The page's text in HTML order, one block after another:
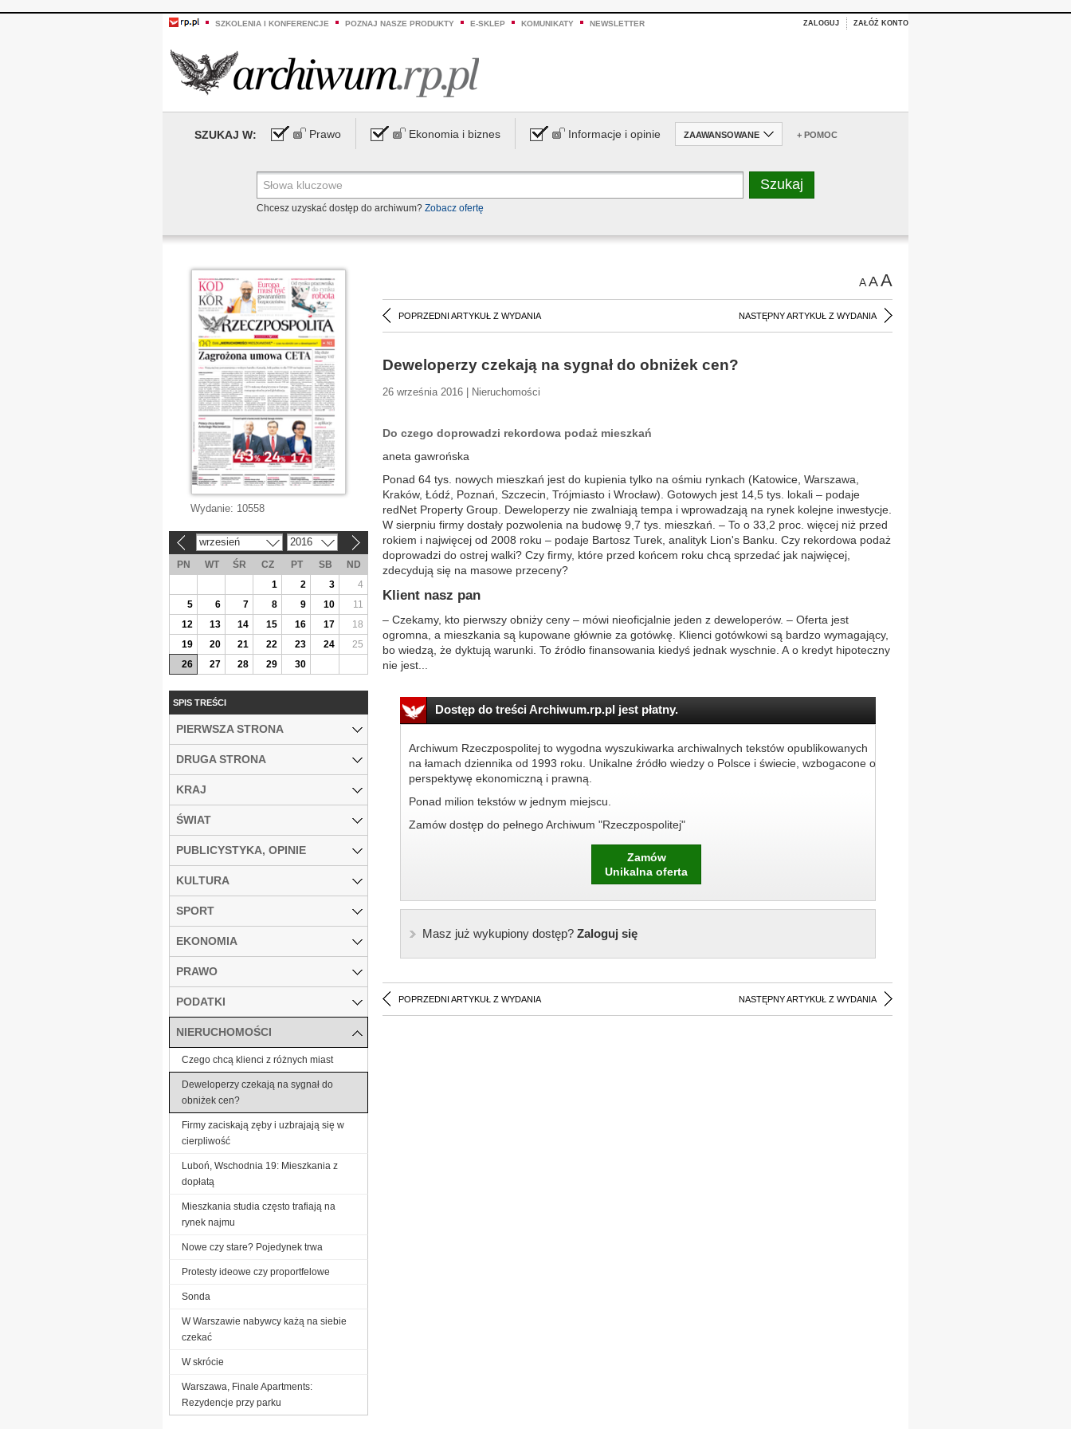
SZKOLENIA I KONFERENCJE POZNAJ NASZE PRODUKTY E-SKLEP KOMUNIKATY NEWSLETTER ZALOGUJ ZAŁÓŻ KONTO
SZUKAJ W: Prawo Ekonomia i biznes Informacje i opinie ZAAWANSOWANE + POMOC
Chcesz uzyskać dostęp do archiwum? Zobacz ofertę
AAA
POPRZEDNI ARTYKUŁ Z WYDANIA NASTĘPNY ARTYKUŁ Z WYDANIA
Deweloperzy czekają na sygnał do obniżek cen?
26 września 2016 | Nieruchomości
Do czego doprowadzi rekordowa podaż mieszkań
aneta gawrońska
Ponad 64 tys. nowych mieszkań jest do kupienia tylko na ośmiu rynkach (Katowice, Warszawa,
Kraków, Łódź, Poznań, Szczecin, Trójmiasto i Wrocław). Gotowych jest 14,5 tys. lokali – podaje
redNet Property Group. Deweloperzy nie zwalniają tempa i wprowadzają na rynek kolejne inwestycje.
W sierpniu firmy dostały pozwolenia na budowę 9,7 tys. mieszkań. – To o 33,2 proc. więcej niż przed
rokiem i najwięcej od 2008 roku – podaje Bartosz Turek, analityk Lion's Banku. Czy rekordowa podaż
doprowadzi do ostrej walki? Czy firmy, które przed końcem roku chcą sprzedać jak najwięcej,
zdecydują się na masowe przeceny?
Klient nasz pan
– Czekamy, kto pierwszy obniży ceny – mówi nieoficjalnie jeden z deweloperów. – Oferta jest
ogromna, a mieszkania są kupowane głównie za gotówkę. Klienci gotówkowi są bardzo wymagający,
bo wiedzą, że dyktują warunki. To źródło finansowania kiedyś jednak wyschnie. A o kredyt hipoteczny
nie jest...
Dostęp do treści Archiwum.rp.pl jest płatny.
Archiwum Rzeczpospolitej to wygodna wyszukiwarka archiwalnych tekstów opublikowanych
na łamach dziennika od 1993 roku. Unikalne źródło wiedzy o Polsce i świecie, wzbogacone o
perspektywę ekonomiczną i prawną.
Ponad milion tekstów w jednym miejscu.
Zamów dostęp do pełnego Archiwum "Rzeczpospolitej"
Zamów
Unikalna oferta
Masz już wykupiony dostęp?Zaloguj się
POPRZEDNI ARTYKUŁ Z WYDANIA NASTĘPNY ARTYKUŁ Z WYDANIA
Wydanie: 10558
wrzesień 2016
PN WT ŚR CZ PT SB
ND
1
2 3
4
5
6 7 8 9 10
11
12
13 14 15 16 17
18
19
20 21 22 23 24
25
26
27 28 29 30
SPIS TREŚCI
PIERWSZA STRONA
DRUGA STRONA
KRAJ
ŚWIAT
PUBLICYSTYKA, OPINIE
KULTURA
SPORT
EKONOMIA
PRAWO
PODATKI
NIERUCHOMOŚCI
Czego chcą klienci z różnych miast
Deweloperzy czekają na sygnał do
obniżek cen?
Firmy zaciskają zęby i uzbrajają się w
cierpliwość
Luboń, Wschodnia 19: Mieszkania z
dopłatą
Mieszkania studia często trafiają na
rynek najmu
Nowe czy stare? Pojedynek trwa
Protesty ideowe czy proportfelowe
Sonda
W Warszawie nabywcy każą na siebie
czekać
W skrócie
Warszawa, Finale Apartments:
Rezydencje przy parku